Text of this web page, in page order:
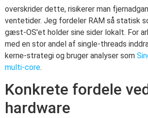
overskrider dette, risikerer man
ventetider. Jeg fordeler RAM så statisk
gæst-OS'et holder sine sider lokalt. For
med en stor andel af single-threads
kerne-strategi og bruger analyser som
multi-core.
Konkrete fordele
hardware